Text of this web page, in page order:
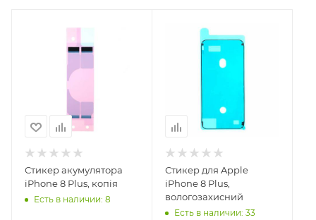
Стикер акумулятора
iPhone 8 Plus, копія
Есть в наличии: 8
Стикер для Apple
iPhone 8 Plus,
вологозахисний
Есть в наличии: 33